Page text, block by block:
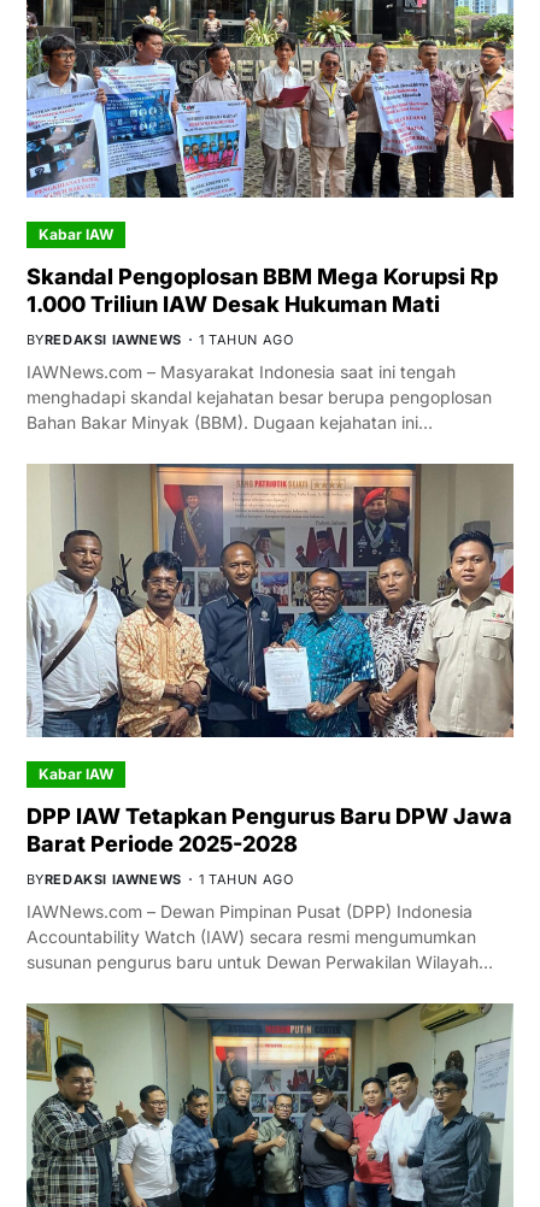
Kabar IAW
Skandal Pengoplosan BBM Mega Korupsi Rp
1.000 Triliun IAW Desak Hukuman Mati
BYREDAKSI IAWNEWS 1 TAHUN AGO
IAWNews.com – Masyarakat Indonesia saat ini tengah
menghadapi skandal kejahatan besar berupa pengoplosan
Bahan Bakar Minyak (BBM). Dugaan kejahatan ini…
Kabar IAW
DPP IAW Tetapkan Pengurus Baru DPW Jawa
Barat Periode 2025-2028
BYREDAKSI IAWNEWS 1 TAHUN AGO
IAWNews.com – Dewan Pimpinan Pusat (DPP) Indonesia
Accountability Watch (IAW) secara resmi mengumumkan
susunan pengurus baru untuk Dewan Perwakilan Wilayah…